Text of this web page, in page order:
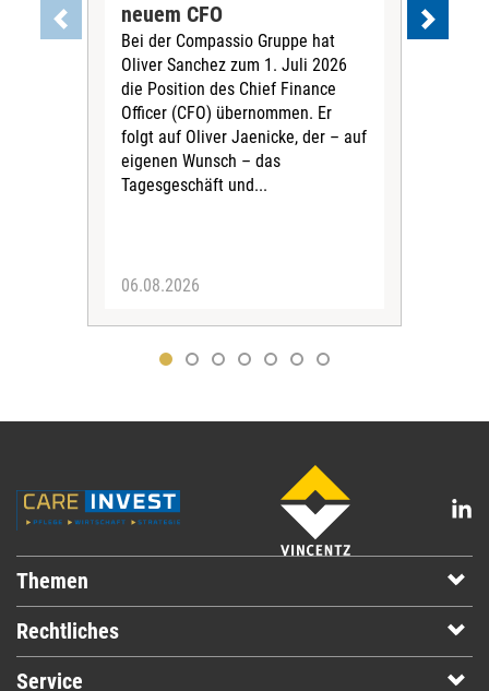
neuem CFO
Bei der Compassio Gruppe hat
Oliver Sanchez zum 1. Juli 2026
die Position des Chief Finance
Officer (CFO) übernommen. Er
folgt auf Oliver Jaenicke, der – auf
eigenen Wunsch – das
Tagesgeschäft und...
06.08.2026
Themen
Rechtliches
Service